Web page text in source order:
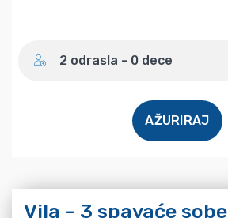
2 odrasla - 0 dece
AŽURIRAJ
Vila - 3 spavaće sobe